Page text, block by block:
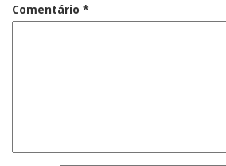
Comentário *